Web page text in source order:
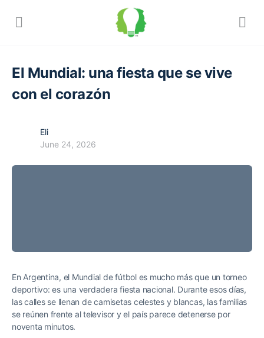
El Mundial: una fiesta que se vive
con el corazón
Eli
June 24, 2026
En Argentina, el Mundial de fútbol es mucho más que un torneo
deportivo: es una verdadera fiesta nacional. Durante esos días,
las calles se llenan de camisetas celestes y blancas, las familias
se reúnen frente al televisor y el país parece detenerse por
noventa minutos.